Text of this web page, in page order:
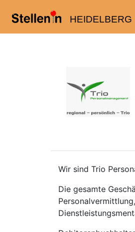
HEIDELBERG
Wir sind Trio
Die gesamte